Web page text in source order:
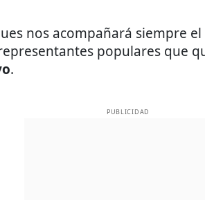
nos acompañará siempre
populares que
.
PUBLICIDAD